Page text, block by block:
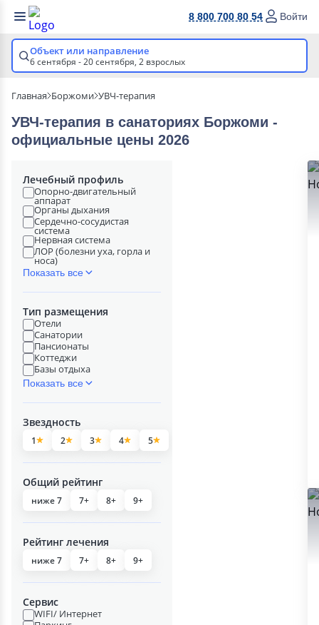
8 800 700 80 54 Войти
Объект или направление
6 сентября - 20 сентября, 2 взрослых
Главная Боржоми УВЧ-терапия
УВЧ-терапия в cанаториях Боржоми -
официальные цены 2026
Лечебный профиль
Опорно-двигательный
аппарат
Органы дыхания
Сердечно-сосудистая
система
Нервная система
ЛОР (болезни уха, горла и
носа)
Показать все
Тип размещения
Отели
Санатории
Пансионаты
Коттеджи
Базы отдыха
Показать все
Звездность
1 2 3 4 5
Общий рейтинг
ниже 7 7+ 8+ 9+
Рейтинг лечения
ниже 7 7+ 8+ 9+
Сервис
WIFI/ Интернет